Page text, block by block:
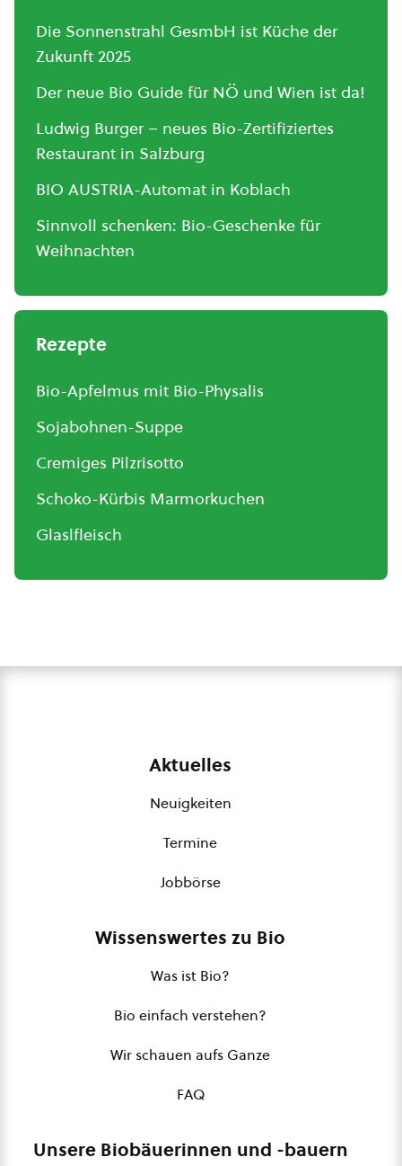
Die Sonnenstrahl GesmbH ist Küche der
Zukunft 2025
Der neue Bio Guide für NÖ und Wien ist da!
Ludwig Burger – neues Bio-Zertifiziertes
Restaurant in Salzburg
BIO AUSTRIA-Automat in Koblach
Sinnvoll schenken: Bio-Geschenke für
Weihnachten
Rezepte
Bio-Apfelmus mit Bio-Physalis
Sojabohnen-Suppe
Cremiges Pilzrisotto
Schoko-Kürbis Marmorkuchen
Glaslfleisch
Aktuelles
Neuigkeiten
Termine
Jobbörse
Wissenswertes zu Bio
Was ist Bio?
Bio einfach verstehen?
Wir schauen aufs Ganze
FAQ
Unsere Biobäuerinnen und -bauern